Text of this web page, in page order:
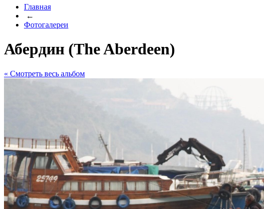
Главная
←
Фотогалереи
Абердин (The Aberdeen)
« Cмотреть весь альбом